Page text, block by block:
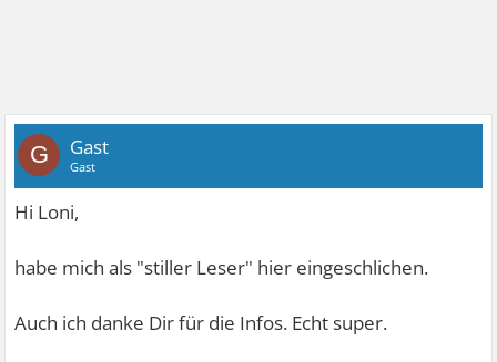
G Gast
Gast
Hi Loni,
habe mich als "stiller Leser" hier eingeschlichen.
Auch ich danke Dir für die Infos. Echt super.